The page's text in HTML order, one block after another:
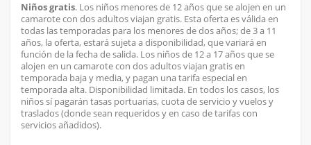
Niños gratis. Los niños menores de 12 años que se alojen en un
camarote con dos adultos viajan gratis. Esta oferta es válida en
todas las temporadas para los menores de dos años; de 3 a 11
años, la oferta, estará sujeta a disponibilidad, que variará en
función de la fecha de salida. Los niños de 12 a 17 años que se
alojen en un camarote con dos adultos viajan gratis en
temporada baja y media, y pagan una tarifa especial en
temporada alta. Disponibilidad limitada. En todos los casos, los
niños sí pagarán tasas portuarias, cuota de servicio y vuelos y
traslados (donde sean requeridos y en caso de tarifas con
servicios añadidos).